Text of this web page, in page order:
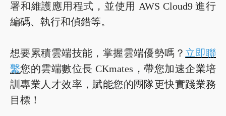
署和維護應用程式，並使用 AWS Cloud9 進行
編碼、執行和偵錯等。
想要累積雲端技能，掌握雲端優勢嗎？ 立即聯
繫您的雲端數位長 CKmates，帶您加速企業培
訓專業人才效率，賦能您的團隊更快實踐業務
目標！